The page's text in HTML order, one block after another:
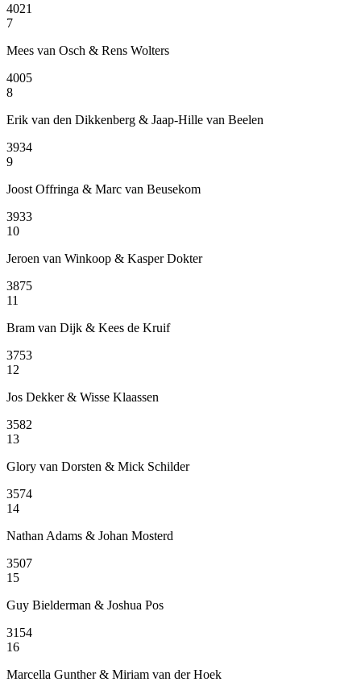
4021
7
Mees van Osch & Rens Wolters
4005
8
Erik van den Dikkenberg & Jaap-Hille van Beelen
3934
9
Joost Offringa & Marc van Beusekom
3933
10
Jeroen van Winkoop & Kasper Dokter
3875
11
Bram van Dijk & Kees de Kruif
3753
12
Jos Dekker & Wisse Klaassen
3582
13
Glory van Dorsten & Mick Schilder
3574
14
Nathan Adams & Johan Mosterd
3507
15
Guy Bielderman & Joshua Pos
3154
16
Marcella Gunther & Miriam van der Hoek